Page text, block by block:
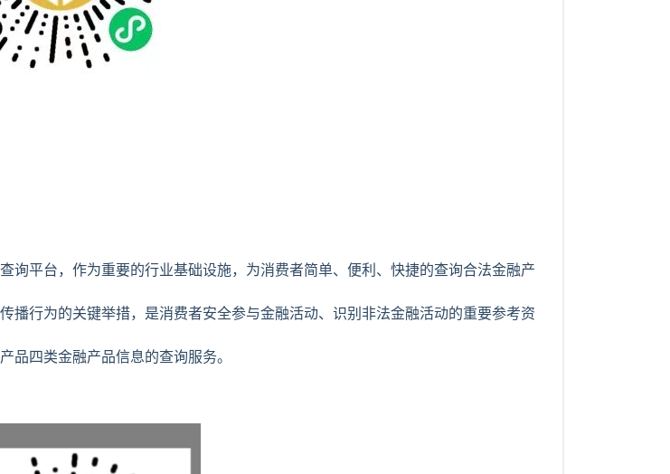
询平台，作为重要的行业基础设施，为消费者简单、便利、快捷的查询合法金融产
播行为的关键举措，是消费者安全参与金融活动、识别非法金融活动的重要参考资
品四类金融产品信息的查询服务。